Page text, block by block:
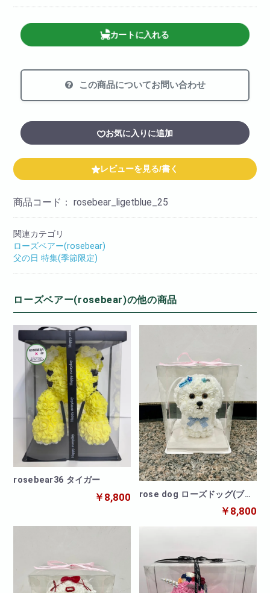
カートに入れる
この商品についてお問い合わせ
お気に入りに追加
レビューを見る/書く
商品コード：rosebear_ligetblue_25
関連カテゴリ
ローズベアー(rosebear)
父の日 特集(季節限定)
ローズベアー(rosebear)の他の商品
rosebear36 タイガー
￥8,800
rose dog ローズドッグ(ブル
￥8,800